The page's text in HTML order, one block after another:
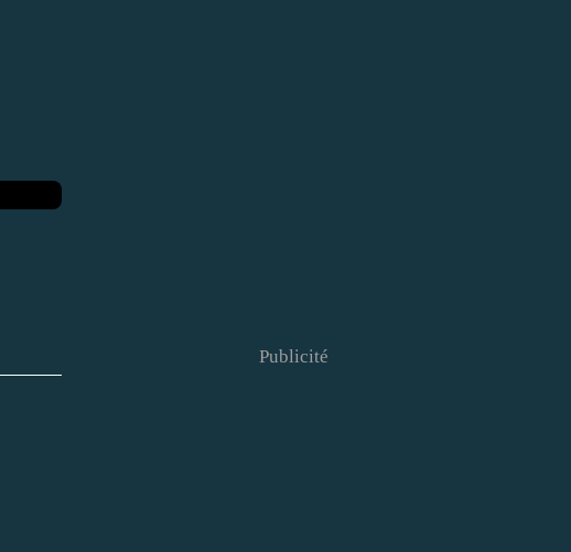
Publicité